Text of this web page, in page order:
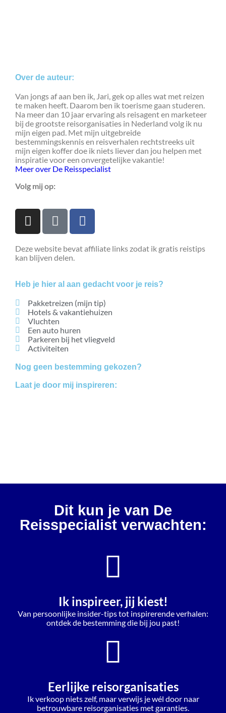
Over de auteur:
Van jongs af aan ben ik, Jari, gek op alles wat met reizen
te maken heeft. Daarom ben ik toerisme gaan studeren.
Na meer dan 10 jaar ervaring als reisagent en marketeer
bij de grootste reisorganisaties in Nederland volg ik nu
mijn eigen pad. Met mijn uitgebreide
bestemmingskennis en reisverhalen rechtstreeks uit
mijn eigen koffer doe ik niets liever dan jou helpen met
inspiratie voor een onvergetelijke vakantie!
Meer over De Reisspecialist
Volg mij op:
Deze website bevat affiliate links zodat ik gratis reistips
kan blijven delen.
Heb je hier al aan gedacht voor je reis?
Pakketreizen (mijn tip)
Hotels & vakantiehuizen
Vluchten
Een auto huren
Parkeren bij het vliegveld
Activiteiten
Nog geen bestemming gekozen?
Laat je door mij inspireren:
Dit kun je van De
Reisspecialist verwachten:
Ik inspireer, jij kiest!
Van persoonlijke insider-tips tot inspirerende verhalen:
ontdek de bestemming die bij jou past!
Eerlijke reisorganisaties
Ik verkoop niets zelf, maar verwijs je wél door naar
betrouwbare reisorganisaties met garanties.